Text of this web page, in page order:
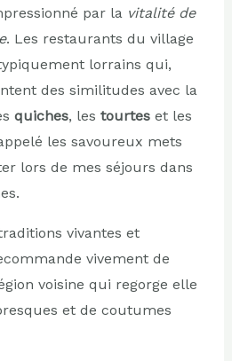
par la vitalité de
. Les restaurants du village
lorrains qui,
des similitudes avec la
quiches, les tourteset les
les savoureux mets
lors de mes séjours dans
vivantes et
vivement de
voisine qui regorge elle
et de coutumes